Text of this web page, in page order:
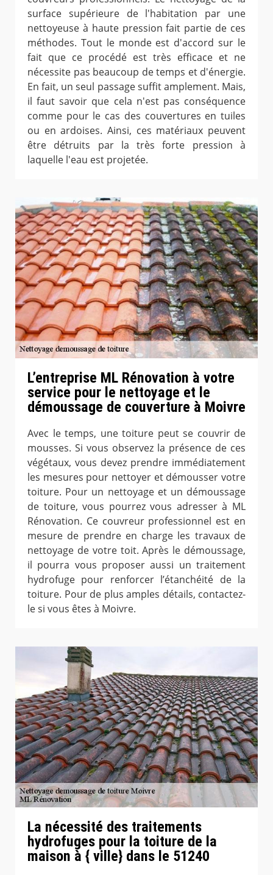
surface supérieure de l'habitation par une
nettoyeuse à haute pression fait partie de ces
méthodes. Tout le monde est d'accord sur le
fait que ce procédé est très efficace et ne
nécessite pas beaucoup de temps et d'énergie.
En fait, un seul passage suffit amplement. Mais,
il faut savoir que cela n'est pas conséquence
comme pour le cas des couvertures en tuiles
ou en ardoises. Ainsi, ces matériaux peuvent
être détruits par la très forte pression à
laquelle l'eau est projetée.
L’entreprise ML Rénovation à votre
service pour le nettoyage et le
démoussage de couverture à Moivre
Avec le temps, une toiture peut se couvrir de
mousses. Si vous observez la présence de ces
végétaux, vous devez prendre immédiatement
les mesures pour nettoyer et démousser votre
toiture. Pour un nettoyage et un démoussage
de toiture, vous pourrez vous adresser à ML
Rénovation. Ce couvreur professionnel est en
mesure de prendre en charge les travaux de
nettoyage de votre toit. Après le démoussage,
il pourra vous proposer aussi un traitement
hydrofuge pour renforcer l’étanchéité de la
toiture. Pour de plus amples détails, contactez-
le si vous êtes à Moivre.
La nécessité des traitements
hydrofuges pour la toiture de la
maison à { ville} dans le 51240